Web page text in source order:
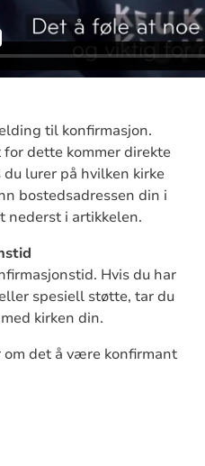
til konfirmasjon.
dette kommer direkte
lurer på hvilken kirke
bostedsadressen din i
nederst i artikkelen.
Hvis du har
spesiell støtte, tar du
kirken din.
det å være konfirmant